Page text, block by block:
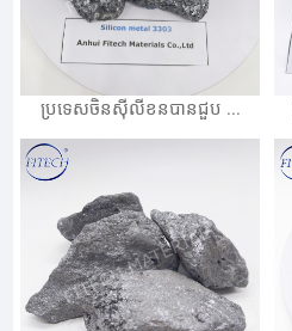
ប្រទេសចិនស៊ីលីខនបានជួប ...